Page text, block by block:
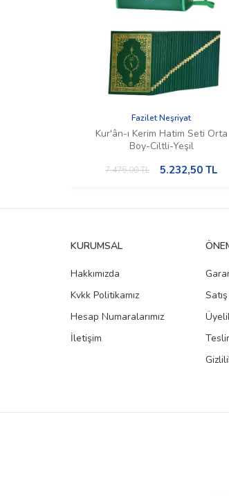
Fazilet Neşriyat
Kur'ân-ı Kerim Hatim Seti Orta
Boy-Ciltli-Yeşil
7.475,00TL 5.232,50 TL
KURUMSAL
Hakkımızda
Kvkk Politikamız
Hesap Numaralarımız
İletişim